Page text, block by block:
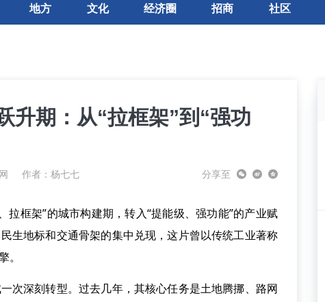
地方 文化 经济圈 招商 社区
升期：从“拉框架”到“强功
作者：杨七七 分享至
框架”的城市构建期，转入“提能级、强功能”的产业赋
生地标和交通骨架的集中兑现，这片曾以传统工业著称
深刻转型。过去几年，其核心任务是土地腾挪、路网